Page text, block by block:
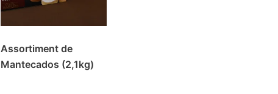
Assortiment de
Mantecados (2,1kg)